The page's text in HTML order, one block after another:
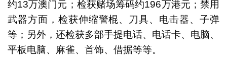
约13万澳门元；检获赌场筹码约196万港元；禁用
武器方面，检获伸缩警棍、刀具、电击器、子弹
等；另外，还检获多部手提电话、电话卡、电脑、
平板电脑、麻雀、首饰、借据等等。